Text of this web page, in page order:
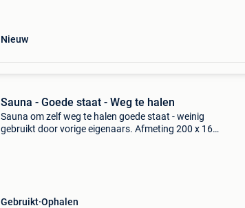
Nieuw
Sauna - Goede staat - Weg te halen
Sauna om zelf weg te halen goede staat - weinig
gebruikt door vorige eigenaars. Afmeting 200 x 160
Gebruikt Ophalen